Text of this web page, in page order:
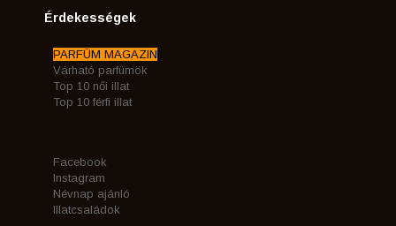
Érdekességek
PARFÜM MAGAZIN
Várható parfümök
Top 10 női illat
Top 10 férfi illat
Facebook
Instagram
Névnap ajánló
Illatcsaládok